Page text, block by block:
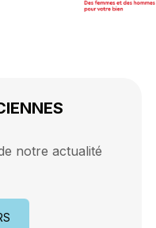
notre actualité